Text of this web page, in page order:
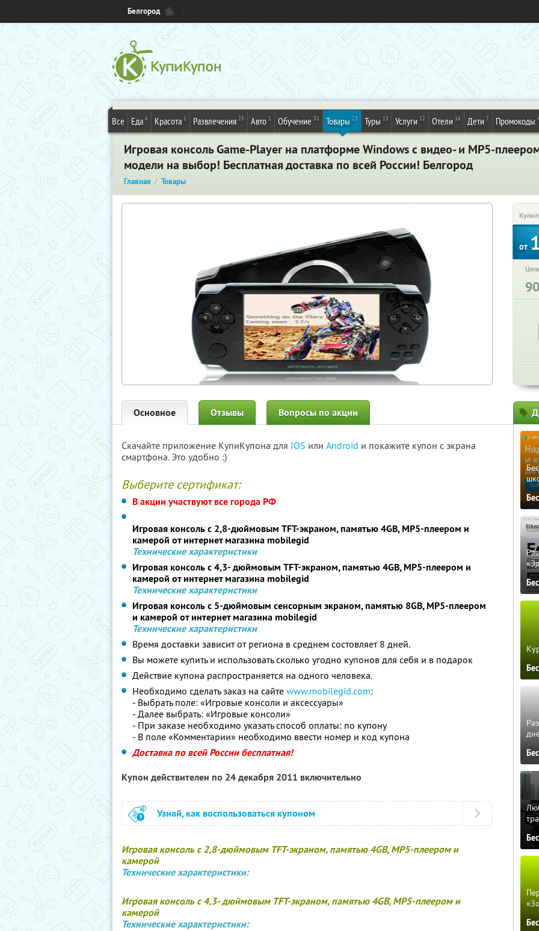
Белгород
Все Еда 6 Красота 1 Развлечения 25 Авто 1 Обучение 31 Товары 25 Туры 13 Услуги 12 Отели 16 Дети 7 Промокоды
Игровая консоль Game-Player на платформе Windows с видео- и MP5-
модели на выбор! Бесплатная доставка по всей России! Белгород
Главная Товары
от
Основное Отзывы Вопросы по акции
Скачайте приложение КупиКупона для IOS или Android и покажите купон с экрана
смартфона. Это удобно :)
Выберите сертификат:
В акции участвуют все города РФ
Игровая консоль с 2,8-дюймовым TFT-экраном, памятью 4GB, MP5-плеером и
камерой от интернет магазина mobilegid
Технические характеристики
Игровая консоль с 4,3- дюймовым TFT-экраном, памятью 4GB, MP5-плеером и
камерой от интернет магазина mobilegid
Технические характеристики
Игровая консоль с 5-дюймовым сенсорным экраном, памятью 8GB, MP5-плеером
и камерой от интернет магазина mobilegid
Технические характеристики
Время доставки зависит от региона в среднем состовляет 8 дней.
Вы можете купить и использовать сколько угодно купонов для себя и в подарок
Действие купона распространяется на одного человека.
Необходимо сделать заказ на сайте www.mobilegid.com:
- Выбрать поле: «Игровые консоли и аксессуары»
- Далее выбрать: «Игровые консоли»
- При заказе необходимо указать способ оплаты: по купону
- В поле «Комментарии» необходимо ввести номер и код купона
Доставка по всей России бесплатная!
Купон действителен по 24 декабря 2011 включительно
Узнай, как воспользоваться купоном
Игровая консоль с 2,8-дюймовым TFT-экраном, памятью 4GB, MP5-плеером и
камерой
Технические характеристики:
Игровая консоль с 4,3- дюймовым TFT-экраном, памятью 4GB, MP5-плеером и
камерой
Технические характеристики: